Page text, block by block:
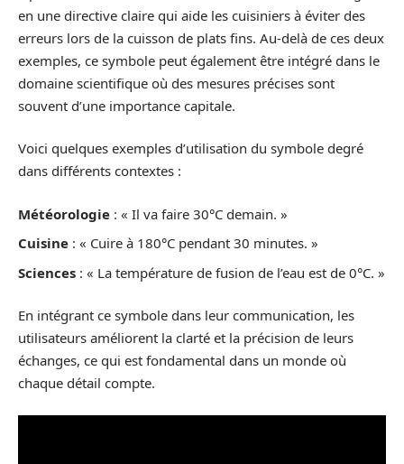
en une directive claire qui aide les cuisiniers à éviter des
erreurs lors de la cuisson de plats fins. Au-delà de ces deux
exemples, ce symbole peut également être intégré dans le
domaine scientifique où des mesures précises sont
souvent d’une importance capitale.
Voici quelques exemples d’utilisation du symbole degré
dans différents contextes :
Météorologie : « Il va faire 30°C demain. »
Cuisine : « Cuire à 180°C pendant 30 minutes. »
Sciences : « La température de fusion de l’eau est de 0°C. »
En intégrant ce symbole dans leur communication, les
utilisateurs améliorent la clarté et la précision de leurs
échanges, ce qui est fondamental dans un monde où
chaque détail compte.